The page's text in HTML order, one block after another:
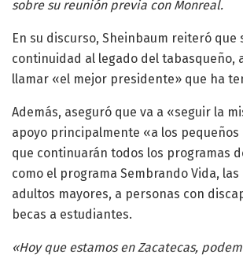
sobre su reunión previa con Monreal.
En su discurso, Sheinbaum reiteró que
continuidad al legado del tabasqueño,
llamar «el mejor presidente» que ha
Además, aseguró que va a «seguir la
apoyo principalmente «a los
que continuarán todos los programas
como el programa Sembrando Vida,
adultos mayores, a personas con
becas a estudiantes.
«Hoy que estamos en Zacatecas,